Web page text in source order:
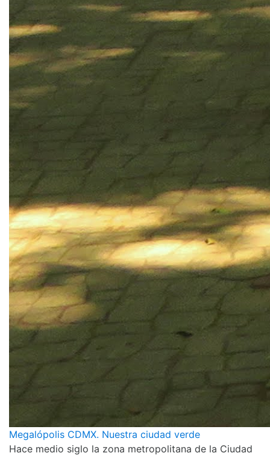
Megalópolis CDMX. Nuestra ciudad verde
Hace medio siglo la zona metropolitana de la Ciudad